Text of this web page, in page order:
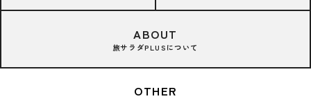
ABOUT
旅サラダPLUSについて
OTHER